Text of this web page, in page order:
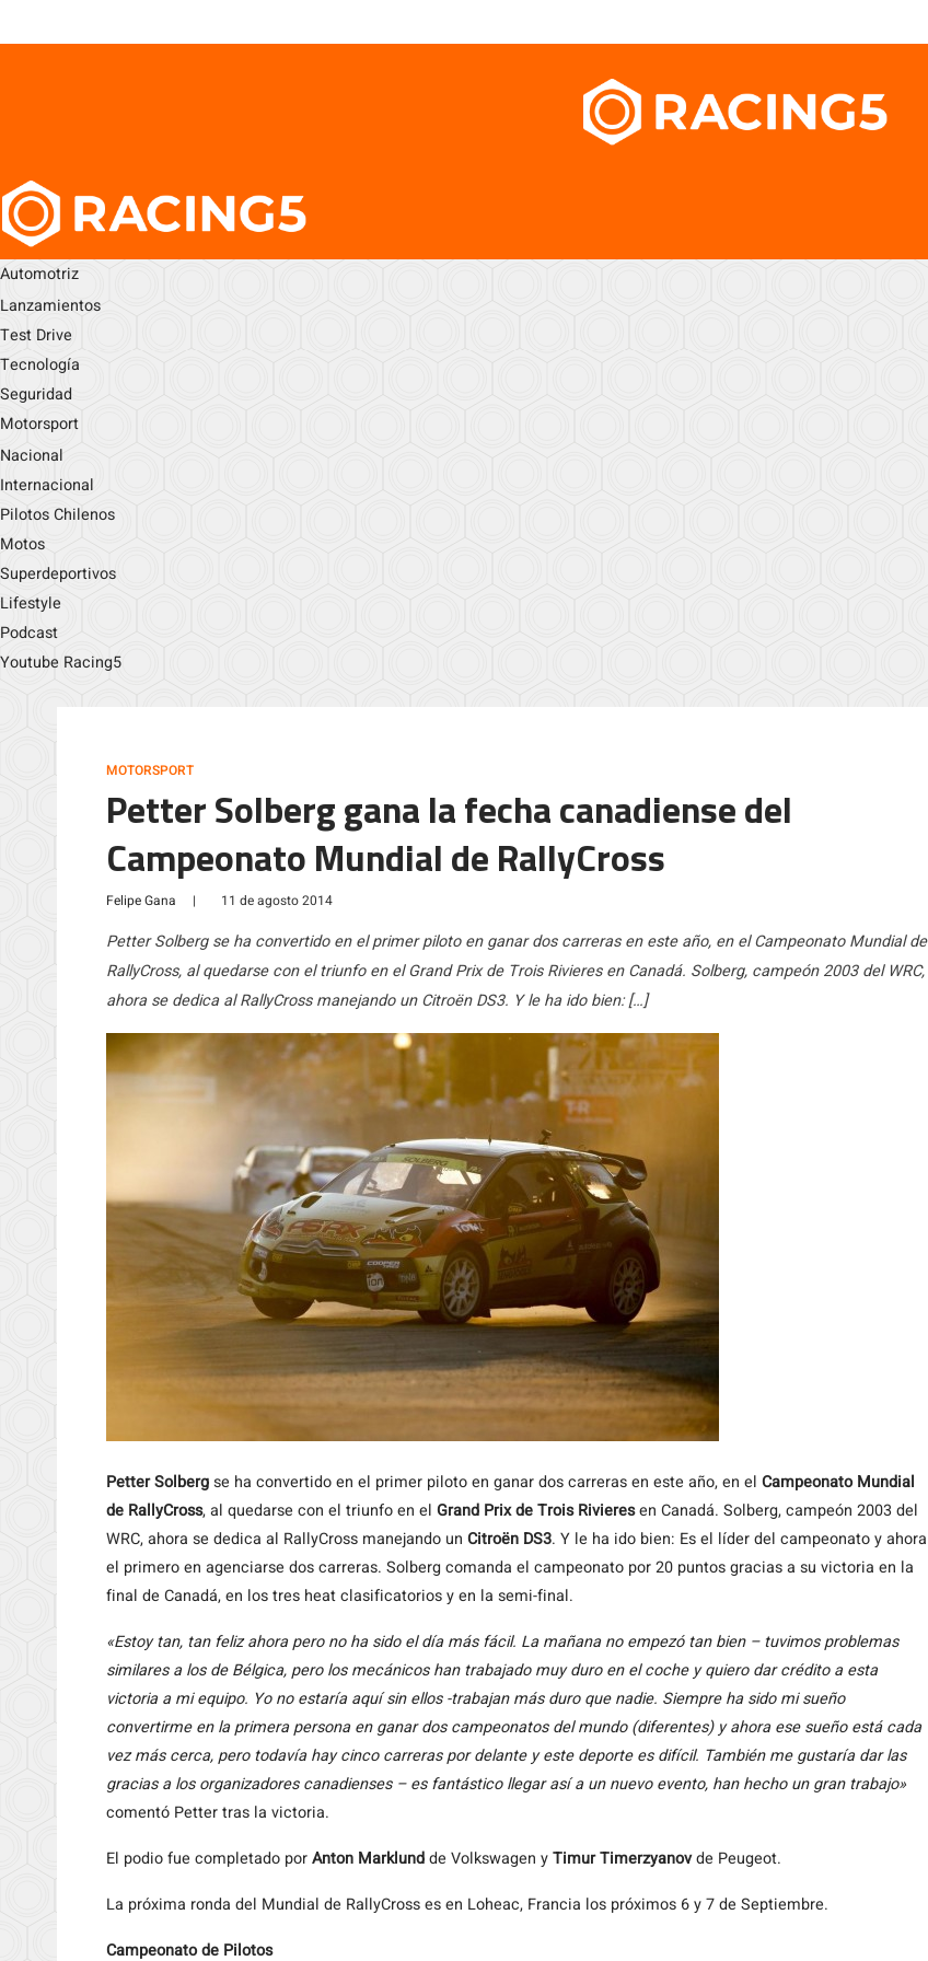
Automotriz
Lanzamientos
Test Drive
Tecnología
Seguridad
Motorsport
Nacional
Internacional
Pilotos Chilenos
Motos
Superdeportivos
Lifestyle
Podcast
Youtube Racing5
MOTORSPORT
Petter Solberg gana la fecha canadiense del
Campeonato Mundial de RallyCross
Felipe Gana | 11 de agosto 2014
Petter Solberg se ha convertido en el primer piloto en ganar dos carreras en este año, en el Campeonato Mundial de
RallyCross, al quedarse con el triunfo en el Grand Prix de Trois Rivieres en Canadá. Solberg, campeón 2003 del WRC,
ahora se dedica al RallyCross manejando un Citroën DS3. Y le ha ido bien: […]
PetterSolbergse ha convertido en el primer piloto en ganar dos carreras en este año, en el Campeonato Mundial
de RallyCross, al quedarse con el triunfo en el Grand Prix de Trois Rivieresen Canadá. Solberg, campeón 2003 del
WRC, ahora se dedica al RallyCross manejando un Citroën DS3. Y le ha ido bien: Es el líder del campeonato y ahora
el primero en agenciarse dos carreras. Solberg comanda el campeonato por 20 puntos gracias a su victoria en la
final de Canadá, en los tres heat clasificatorios y en la semi-final.
«Estoy tan, tan feliz ahora pero no ha sido el día más fácil. La mañana no empezó tan bien – tuvimos problemas
similares a los de Bélgica, pero los mecánicos han trabajado muy duro en el coche y quiero dar crédito a esta
victoria a mi equipo. Yo no estaría aquí sin ellos -trabajan más duro que nadie. Siempre ha sido mi sueño
convertirme en la primera persona en ganar dos campeonatos del mundo (diferentes) y ahora ese sueño está cada
vez más cerca, pero todavía hay cinco carreras por delante y este deporte es difícil. También me gustaría dar las
gracias a los organizadores canadienses – es fantástico llegar así a un nuevo evento, han hecho un gran trabajo»
comentó Petter tras la victoria.
El podio fue completado porAnton Marklundde Volkswagen yTimur Timerzyanovde Peugeot.
La próxima ronda del Mundial de RallyCross es en Loheac, Francia los próximos 6 y 7 de Septiembre.
Campeonato de Pilotos